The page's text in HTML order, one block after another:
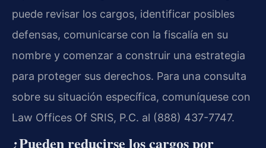
puede revisar los cargos, identificar posibles
defensas, comunicarse con la fiscalía en su
nombre y comenzar a construir una estrategia
para proteger sus derechos. Para una consulta
sobre su situación específica, comuníquese con
Law Offices Of SRIS, P.C. al (888) 437-7747.
¿Pueden reducirse los cargos por